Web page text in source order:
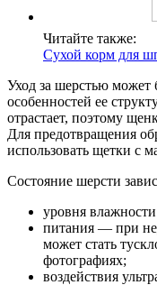
Читайте также:
Сухой корм для
Уход за шерстью может
особенностей ее
отрастает, поэтому
Для предотвращения
использовать щетки с
Состояние шерсти
уровня влажности
питания — при
может стать
фотографиях;
воздействия